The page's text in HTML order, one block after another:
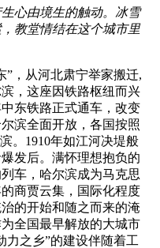
心由境生的触动。冰雪
教堂情结在这个城市里
”，从河北肃宁举家搬迁,
，这座因铁路枢纽而兴
东铁路正式通车，改变
滨全面开放，各国按照
。1910年如江河决堤般
发后。满怀理想抱负的
车，哈尔滨成为马克思
商贾云集，国际化程度
的开始和随之而来的淹
全国最早解放的大城市
力之乡”的建设伴随着工